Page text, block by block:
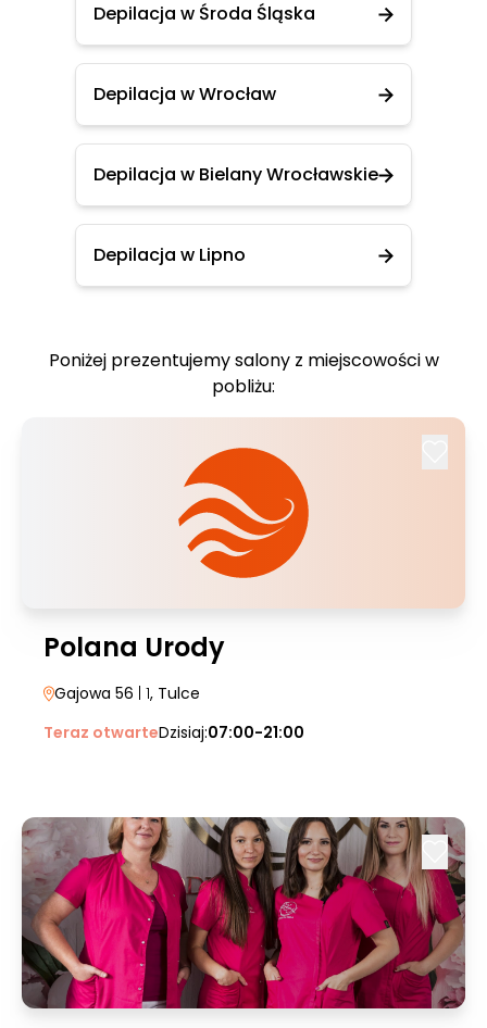
Depilacja w Środa Śląska
Depilacja w Wrocław
Depilacja w Bielany Wrocławskie
Depilacja w Lipno
Poniżej prezentujemy salony z miejscowości w
pobliżu:
Polana Urody
Gajowa 56 | 1, Tulce
Teraz otwarteDzisiaj:07:00-21:00